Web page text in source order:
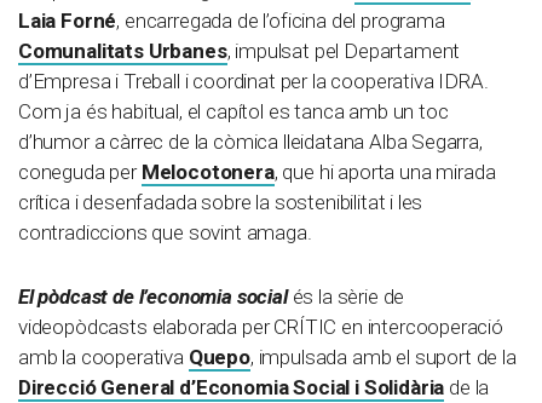
Laia Forné, encarregada de l’oficina del programa
Comunalitats Urbanes, impulsat pel Departament
d’Empresa i Treball i coordinat per la cooperativa IDRA.
Com ja és habitual, el capítol es tanca amb un toc
d’humor a càrrec de la còmica lleidatana Alba Segarra,
coneguda per Melocotonera, que hi aporta una mirada
crítica i desenfadada sobre la sostenibilitat i les
contradiccions que sovint amaga.
El pòdcast de l’economia socialés la sèrie de
videopòdcasts elaborada per CRÍTIC en intercooperació
amb la cooperativa Quepo, impulsada amb el suport de la
Direcció General d’Economia Social i Solidària de la